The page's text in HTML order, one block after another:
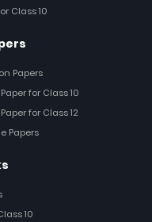
Class 10
Papers
for Class 10
for Class 12
Papers
10